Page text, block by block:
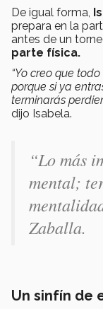
De igual forma,
prepara en la
antes de un
parte física.
“Yo creo que
porque si ya
terminarás
dijo Isabela.
“Lo más
mental;
Zaballa.
Un sinfín de